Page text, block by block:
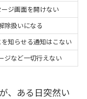
ジ画面を開けない
除扱いになる
知らせる通知はこない
ジなど一切行えない
、ある日突然い